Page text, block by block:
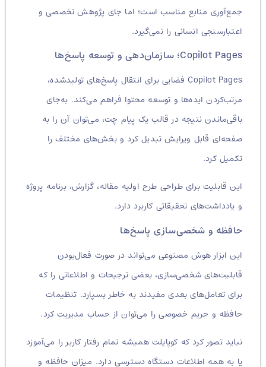
جمع‌آوری منابع مناسب است؛ اما جای پژوهش تخصصی و
اعتبارسنجی انسانی را نمی‌گیرد.
Copilot Pages؛ سازمان‌دهی و توسعه پاسخ‌ها
Copilot Pages فضایی برای انتقال پاسخ‌های تولیدشده،
مرتب‌کردن ایده‌ها و توسعه محتوا فراهم می‌کند. به‌جای
باقی‌ماندن نتیجه در قالب یک پیام چت، می‌توان آن را به
صفحه‌ای قابل ویرایش تبدیل کرد و بخش‌های مختلف را
تکمیل کرد.
این قابلیت برای طراحی طرح اولیه مقاله، گزارش، برنامه پروژه
و یادداشت‌های تحقیقاتی کاربرد دارد.
حافظه و شخصی‌سازی پاسخ‌ها
این ابزار هوش مصنوعی می‌تواند در صورت فعال‌بودن
قابلیت‌های شخصی‌سازی، بعضی ترجیحات و اطلاعاتی را که
برای تعامل‌های بعدی مفیدند به خاطر بسپارد. تنظیمات
حافظه و حریم خصوصی را می‌توان از حساب مدیریت کرد.
نباید تصور کرد که کوپایلت همیشه تمام رفتار کاربر را می‌آموزد
یا به همه اطلاعات دستگاه دسترسی دارد. میزان حافظه و